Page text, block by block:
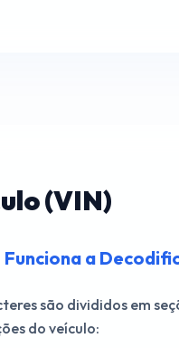
(VIN)
Funciona a
são divididos em
do veículo: